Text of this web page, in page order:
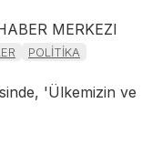
MERKEZI
POLİTİKA